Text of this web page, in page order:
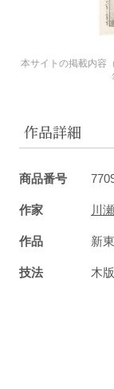
本サイトの掲載内容
作品詳細
商品番号
作家 川
作品 新
技法 木